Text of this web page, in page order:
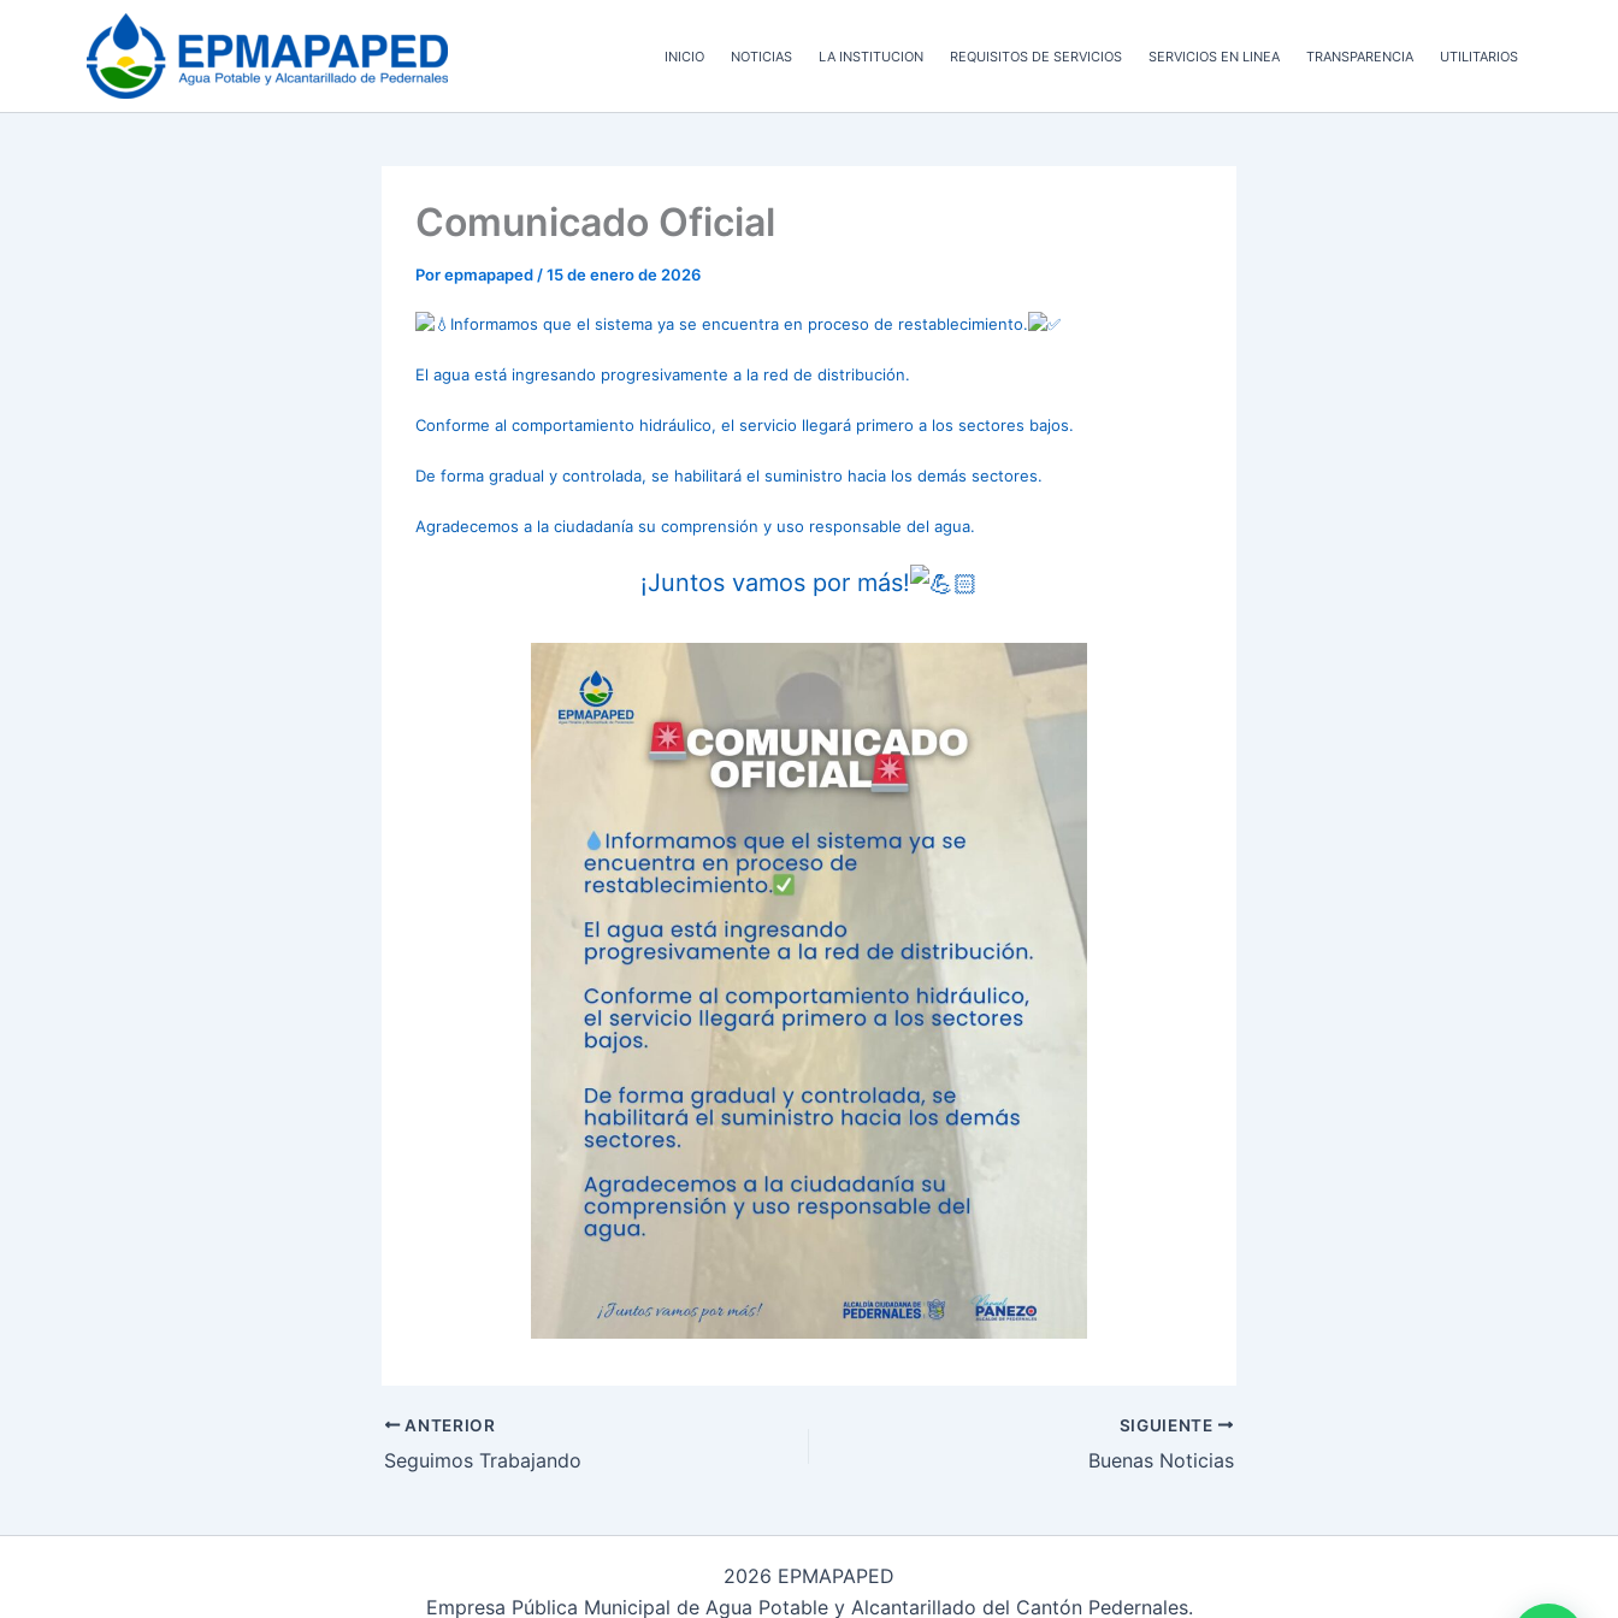
INICIO NOTICIAS LA INSTITUCION REQUISITOS DE SERVICIOS SERVICIOS EN LINEA TRANSPARENCIA UTILITARIOS
Comunicado Oficial
Porepmapaped /15 de enero de 2026
Informamos que el sistema ya se encuentra en proceso de restablecimiento.
El agua está ingresando progresivamente a la red de distribución.
Conforme al comportamiento hidráulico, el servicio llegará primero a los sectores bajos.
De forma gradual y controlada, se habilitará el suministro hacia los demás sectores.
Agradecemos a la ciudadanía su comprensión y uso responsable del agua.
¡Juntos vamos por más!
ANTERIOR
Seguimos Trabajando
SIGUIENTE
Buenas Noticias
2026 EPMAPAPED
Empresa Pública Municipal de Agua Potable y Alcantarillado del Cantón Pedernales.